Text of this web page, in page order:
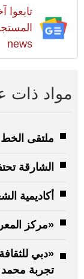
تابعوا
news
مواد ذات
ملتقى الخط
الشارقة تحتفي بـ 4 علامات
أكاديمية
«مركز
«دبي
تجربة محمد